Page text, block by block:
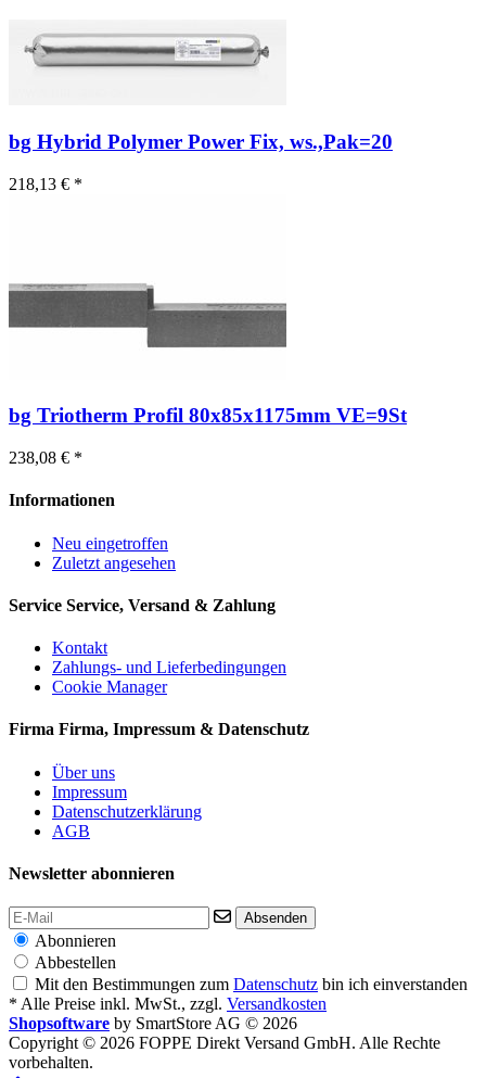
bg Hybrid Polymer Power Fix, ws.,Pak=20
218,13 € *
bg Triotherm Profil 80x85x1175mm VE=9St
238,08 € *
Informationen
Neu eingetroffen
Zuletzt angesehen
Service Service, Versand & Zahlung
Kontakt
Zahlungs- und Lieferbedingungen
Cookie Manager
Firma Firma, Impressum & Datenschutz
Über uns
Impressum
Datenschutzerklärung
AGB
Newsletter abonnieren
Absenden
Abonnieren
Abbestellen
Mit den Bestimmungen zum Datenschutz bin ich einverstanden
* Alle Preise inkl. MwSt., zzgl. Versandkosten
Shopsoftware by SmartStore AG © 2026
Copyright © 2026 FOPPE Direkt Versand GmbH. Alle Rechte
vorbehalten.